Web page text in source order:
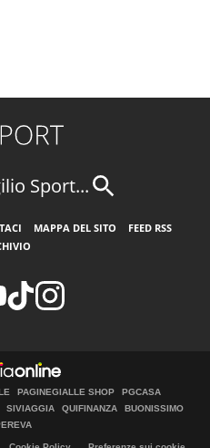
Sport...
MAPPA DEL SITO
FEED RSS
PAGINEGIALLE SHOP
PGCASA
SIVIAGGIA QUIFINANZA
BUONISSIMO